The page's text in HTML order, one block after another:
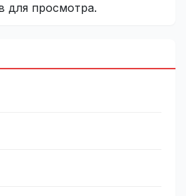
для просмотра.